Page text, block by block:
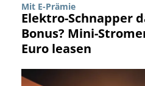
Mit E-Prämie
Elektro-Schnapper
Bonus? Mini-
Euro leasen